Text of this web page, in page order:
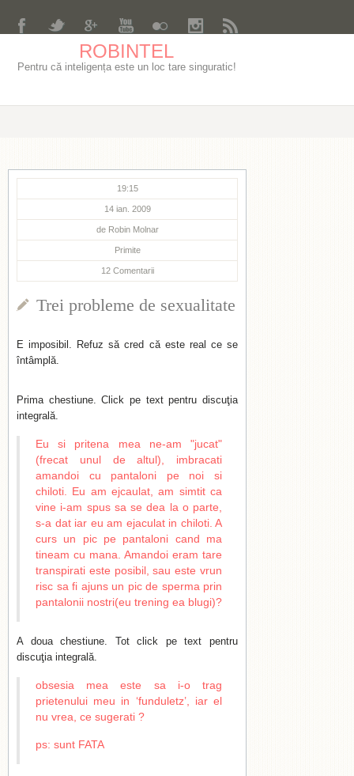
ROBINTEL
Pentru că inteligența este un loc tare singuratic!
19:15
14 ian. 2009
de Robin Molnar
Primite
12 Comentarii
Trei probleme de sexualitate
E imposibil. Refuz să cred că este real ce se
întâmplă.
Prima chestiune. Click pe text pentru discuţia
integrală.
Eu si pritena mea ne-am "jucat"
(frecat unul de altul), imbracati
amandoi cu pantaloni pe noi si
chiloti. Eu am ejcaulat, am simtit ca
vine i-am spus sa se dea la o parte,
s-a dat iar eu am ejaculat in chiloti. A
curs un pic pe pantaloni cand ma
tineam cu mana. Amandoi eram tare
transpirati este posibil, sau este vrun
risc sa fi ajuns un pic de sperma prin
pantalonii nostri(eu trening ea blugi)?
A doua chestiune. Tot click pe text pentru
discuţia integrală.
obsesia mea este sa i-o trag
prietenului meu in ‘funduletz’, iar el
nu vrea, ce sugerati ?
ps: sunt FATA